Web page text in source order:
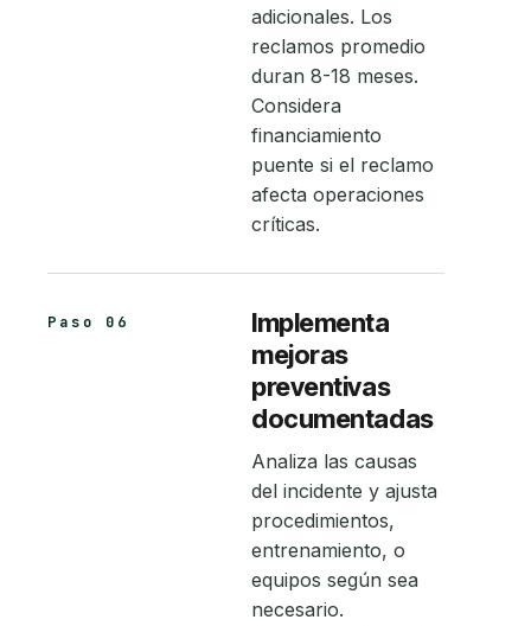
adicionales. Los
reclamos promedio
duran 8-18 meses.
Considera
financiamiento
puente si el reclamo
afecta operaciones
críticas.
Paso 06
Implementa
mejoras
preventivas
documentadas
Analiza las causas
del incidente y ajusta
procedimientos,
entrenamiento, o
equipos según sea
necesario.